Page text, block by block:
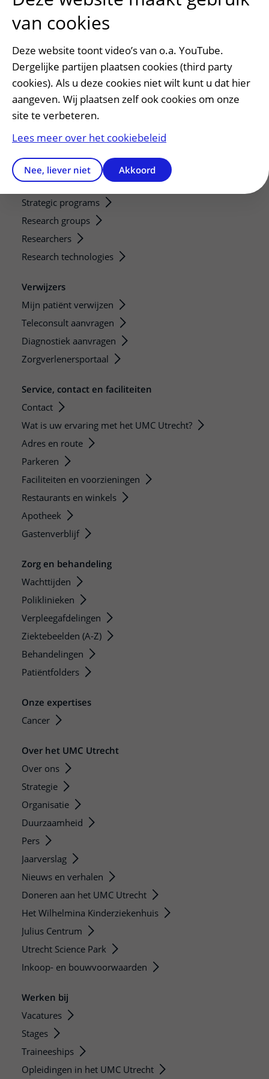
Afspraak maken of wijzigen
Voorbereiden op uw afspraak
Wijzigen patiëntgegevens
Opvragen kopie dossier
Bezoektijden
Onderwijs en onderzoek
Stage en opleidingsplaatsen
Research
Strategic programs
Research groups
Researchers
Research technologies
Verwijzers
Mijn patiënt verwijzen
Teleconsult aanvragen
Diagnostiek aanvragen
Zorgverlenersportaal
Service, contact en faciliteiten
Contact
Wat is uw ervaring met het UMC Utrecht?
Adres en route
Parkeren
Faciliteiten en voorzieningen
Restaurants en winkels
Apotheek
Gastenverblijf
Zorg en behandeling
Wachttijden
Poliklinieken
Verpleegafdelingen
Ziektebeelden (A-Z)
Behandelingen
Patiëntfolders
Onze expertises
Cancer
Over het UMC Utrecht
Over ons
Strategie
Organisatie
Duurzaamheid
Pers
Jaarverslag
Nieuws en verhalen
Doneren aan het UMC Utrecht
Het Wilhelmina Kinderziekenhuis
Julius Centrum
Utrecht Science Park
Inkoop- en bouwvoorwaarden
Werken bij
Vacatures
Stages
Traineeships
Opleidingen in het UMC Utrecht
van cookies
Deze website toont video’s van o.a. YouTube.
Dergelijke partijen plaatsen cookies (third party
cookies). Als u deze cookies niet wilt kunt u dat hier
aangeven. Wij plaatsen zelf ook cookies om onze
site te verbeteren.
Lees meer over het cookiebeleid
Nee, liever niet Akkoord